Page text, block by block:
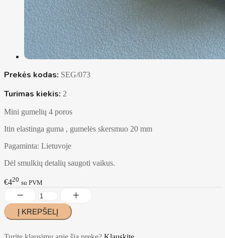
Prekės kodas: SEG/073
Turimas kiekis: 2
Mini gumelių 4 poros
Itin elastinga guma , gumelės skersmuo 20 mm
Pagaminta: Lietuvoje
Dėl smulkių detalių saugoti vaikus.
€420 su PVM